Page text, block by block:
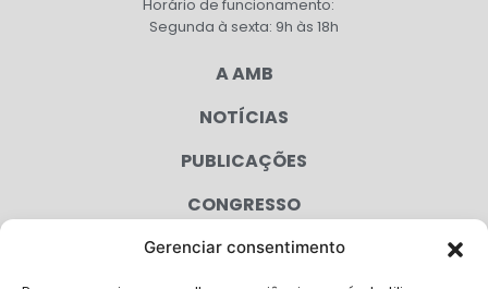
Gerenciar consentimento
Horário de funcionamento:
Segunda à sexta: 9h às 18h
A AMB
NOTÍCIAS
PUBLICAÇÕES
CONGRESSO
AGENDA